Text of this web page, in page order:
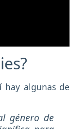
algunas de
género de